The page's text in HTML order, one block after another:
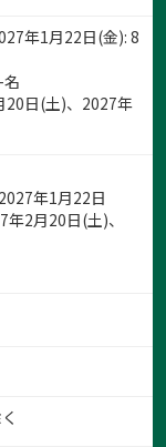
年1月22日(金): 8
20日(土)、2027年
年1月22日
2月20日(土)、